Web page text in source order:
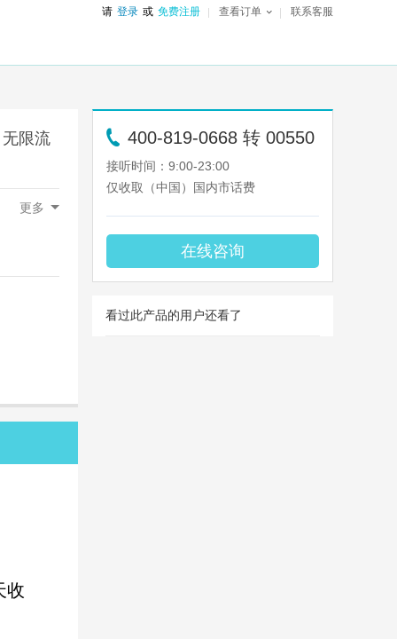
请 登录 或 免费注册 查看订单 联系客服
限流
支敦士登,
更多
收
400-819-0668 转 00550
接听时间：9:00-23:00
仅收取（中国）国内市话费
在线咨询
看过此产品的用户还看了